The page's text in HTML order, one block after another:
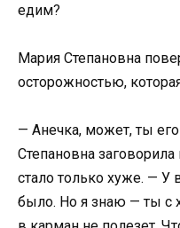
едим?
Мария Степановна
осторожностью,
— Анечка, может, ты
Степановна заговорила
стало только хуже. —
было. Но я знаю — ты с